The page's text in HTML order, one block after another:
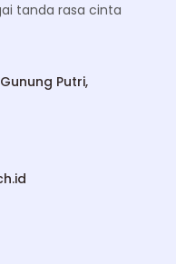
tanda rasa cinta
Putri,